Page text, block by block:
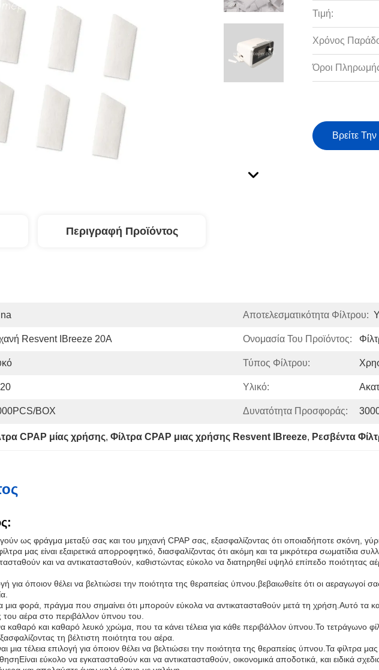
Τιμή:
Χρόνος
Όροι
Βρείτε
Περιγραφή Προϊόντος
Αποτελεσματικότητα Φίλτρου:
Resvent IBreeze 20A Ονομασία Του Προϊόντος:
Τύπος Φίλτρου:
Υλικό:
BOX Δυνατότητα Προσφοράς:
CPAP μίας χρήσης, Φίλτρα CPAP μιας χρήσης Resvent IBreeze, Ρεσβέντα
ως φράγμα μεταξύ σας και του μηχανή CPAP σας, εξασφαλίζοντας ότι οποιαδήποτε σκόνη,
μας είναι εξαιρετικά απορροφητικό, διασφαλίζοντας ότι ακόμη και τα μικρότερα σωματίδια
και να αντικατασταθούν, καθιστώντας εύκολο να διατηρηθεί υψηλό επίπεδο ποιότητας
για όποιον θέλει να βελτιώσει την ποιότητα της θεραπείας ύπνου.βεβαιωθείτε ότι οι
μια φορά, πράγμα που σημαίνει ότι μπορούν εύκολα να αντικατασταθούν μετά τη χρήση.Αυτό τα
του αέρα στο περιβάλλον ύπνου του.
καθαρό και καθαρό λευκό χρώμα, που τα κάνει τέλεια για κάθε περιβάλλον ύπνου.Το τετράγωνο
τη βέλτιστη ποιότητα του αέρα.
μια τέλεια επιλογή για όποιον θέλει να βελτιώσει την ποιότητα της θεραπείας ύπνου.Τα φίλτρα
εύκολο να εγκατασταθούν και να αντικατασταθούν, οικονομικά αποδοτικά, και ειδικά